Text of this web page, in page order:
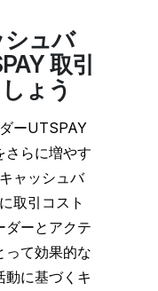
シュバ
取引
ょう
ーUTSPAY
さらに増やす
ャッシュバ
取引コスト
ダーとアクテ
って効果的な
動に基づくキ